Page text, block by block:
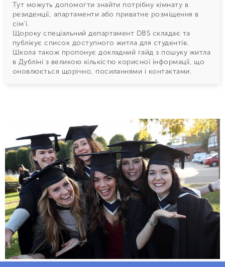
Тут можуть допомогти знайти потрібну кімнату в
резиденції, апартаменти або приватне розміщення в
сім’ї.
Щороку спеціальний департамент DBS складає та
публікує список доступного житла для студентів.
Школа також пропонує докладний гайд з пошуку житла
в Дубліні з великою кількістю корисної інформації, що
оновлюється щорічно, посиланнями і контактами.